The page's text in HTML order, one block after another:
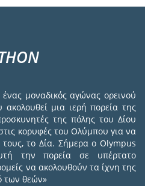
ένας μοναδικός αγώνας ορεινού
μια ιερή πορεία της
της πόλης του Δίου
κορυφές του Ολύμπου για να
το Δία. Σήμερα ο Olympus
την πορεία σε υπέρτατο
να ακολουθούν τα ίχνη της
των θεών»